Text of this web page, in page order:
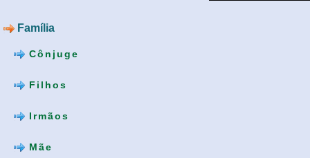
Família
Cônjuge
Filhos
Irmãos
Mãe